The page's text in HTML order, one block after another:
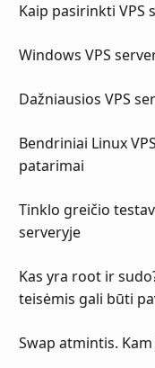
Kaip pasirinkti VPS
Windows VPS
Dažniausios VPS
Bendriniai Linux
patarimai
Tinklo greičio
serveryje
Kas yra root ir
teisėmis gali būti
Swap atmintis.